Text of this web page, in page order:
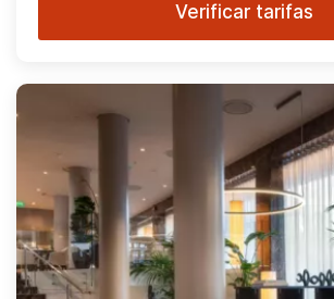
Verificar tarifas